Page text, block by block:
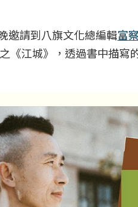
邀請到八旗文化總編輯富
《江城》，透過書中描